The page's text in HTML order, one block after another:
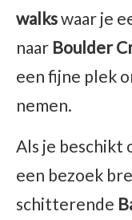
walkswaar je
naar Boulder
een fijne plek
nemen.
Als je beschikt
een bezoek
schitterende